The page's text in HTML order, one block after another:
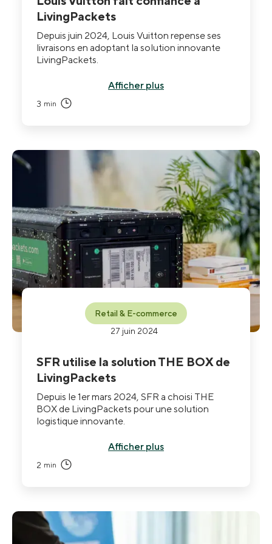
LivingPackets
Depuis juin 2024, Louis Vuitton repense ses
livraisons en adoptant la solution innovante
LivingPackets.
Afficher plus
3 min
Retail & E-commerce
27 juin 2024
SFR utilise la solution THE BOX de
LivingPackets
Depuis le 1er mars 2024, SFR a choisi THE
BOX de LivingPackets pour une solution
logistique innovante.
Afficher plus
2 min